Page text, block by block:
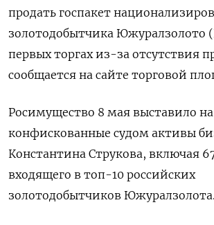
продать госпакет
золотодобытчика Южуралзолото
первых торгах из-за отсутствия
сообщается на сайте торговой
Росимущество 8 ‌мая выставило
конфискованные судом активы
Константина Струкова, включая
входящего в топ-10 российских
золотодобытчиков Южуралзолота.